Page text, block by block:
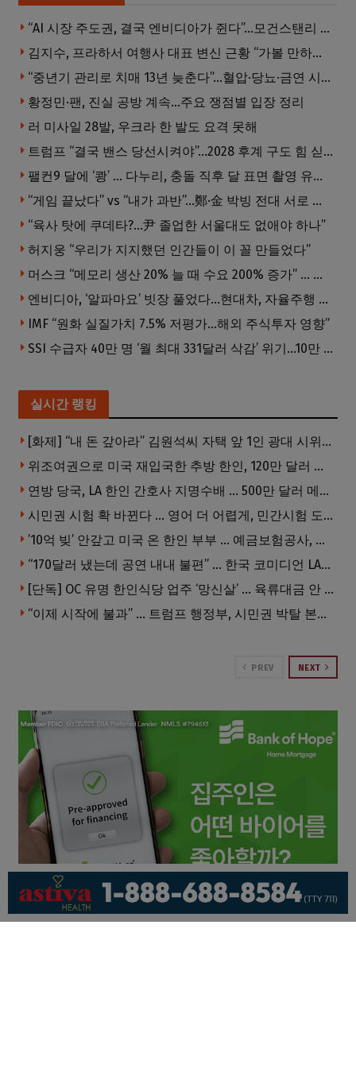
“AI 시장 주도권, 결국 엔비디아가 쥔다”…모건스탠리 장담
김지수, 프라하서 여행사 대표 변신 근황 “가볼 만하니…”
“중년기 관리로 치매 13년 늦춘다”…혈압·당뇨·금연 시기가 골든타임
황정민·팬, 진실 공방 계속…주요 쟁점별 입장 정리
러 미사일 28발, 우크라 한 발도 요격 못해
트럼프 “결국 밴스 당선시켜야”…2028 후계 구도 힘 싣나
팰컨9 달에 ‘쾅’ … 다누리, 충돌 직후 달 표면 촬영 유일 탐사선
“게임 끝났다” vs “내가 과반”…鄭·金 박빙 전대 서로 우위 주장
“육사 탓에 쿠데타?…尹 졸업한 서울대도 없애야 하나”
허지웅 “우리가 지지했던 인간들이 이 꼴 만들었다”
머스크 “메모리 생산 20% 늘 때 수요 200% 증가” … 반도체 매출 1조달러 눈 앞
엔비디아, ‘알파마요’ 빗장 풀었다…현대차, 자율주행 속도내나
IMF “원화 실질가치 7.5% 저평가…해외 주식투자 영향”
SSI 수급자 40만 명 ‘월 최대 331달러 삭감’ 위기…10만 명은 수급자격 상실
실시간 랭킹
[화제] “내 돈 갚아라” 김원석씨 자택 앞 1인 광대 시위 … 한인 투자사, “108만 달러 못받아”
위조여권으로 미국 재입국한 추방 한인, 120만 달러 은행 사기 행각
연방 당국, LA 한인 간호사 지명수배 … 500만 달러 메디캐어 사기, 선고 직전 한국 도주
시민권 시험 확 바뀐다 … 영어 더 어렵게, 민간시험 도입 추진
’10억 빚’ 안갚고 미국 온 한인 부부 … 예금보험공사, 미국서 소송
“170달러 냈는데 공연 내내 불편” … 한국 코미디언 LA공연, 음향 불량에 외모 비하 개그 논란
[단독] OC 유명 한인식당 업주 ‘망신살’ … 육류대금 안 갚자 식당서 공개추심
“이제 시작에 불과” … 트럼프 행정부, 시민권 박탈 본격화
PREV NEXT